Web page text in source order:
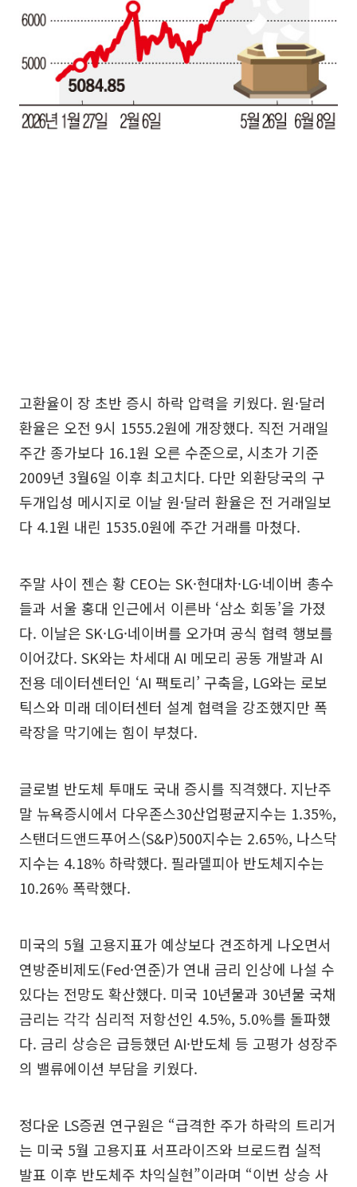
고환율이 장 초반 증시 하락 압력을 키웠다. 원·달러
환율은 오전 9시 1555.2원에 개장했다. 직전 거래일
주간 종가보다 16.1원 오른 수준으로, 시초가 기준
2009년 3월6일 이후 최고치다. 다만 외환당국의 구
두개입성 메시지로 이날 원·달러 환율은 전 거래일보
다 4.1원 내린 1535.0원에 주간 거래를 마쳤다.
주말 사이 젠슨 황 CEO는 SK·현대차·LG·네이버 총수
들과 서울 홍대 인근에서 이른바 ‘삼소 회동’을 가졌
다. 이날은 SK·LG·네이버를 오가며 공식 협력 행보를
이어갔다. SK와는 차세대 AI 메모리 공동 개발과 AI
전용 데이터센터인 ‘AI 팩토리’ 구축을, LG와는 로보
틱스와 미래 데이터센터 설계 협력을 강조했지만 폭
락장을 막기에는 힘이 부쳤다.
글로벌 반도체 투매도 국내 증시를 직격했다. 지난주
말 뉴욕증시에서 다우존스30산업평균지수는 1.35%,
스탠더드앤드푸어스(S&P)500지수는 2.65%, 나스닥
지수는 4.18% 하락했다. 필라델피아 반도체지수는
10.26% 폭락했다.
미국의 5월 고용지표가 예상보다 견조하게 나오면서
연방준비제도(Fed·연준)가 연내 금리 인상에 나설 수
있다는 전망도 확산했다. 미국 10년물과 30년물 국채
금리는 각각 심리적 저항선인 4.5%, 5.0%를 돌파했
다. 금리 상승은 급등했던 AI·반도체 등 고평가 성장주
의 밸류에이션 부담을 키웠다.
정다운 LS증권 연구원은 “급격한 주가 하락의 트리거
는 미국 5월 고용지표 서프라이즈와 브로드컴 실적
발표 이후 반도체주 차익실현”이라며 “이번 상승 사